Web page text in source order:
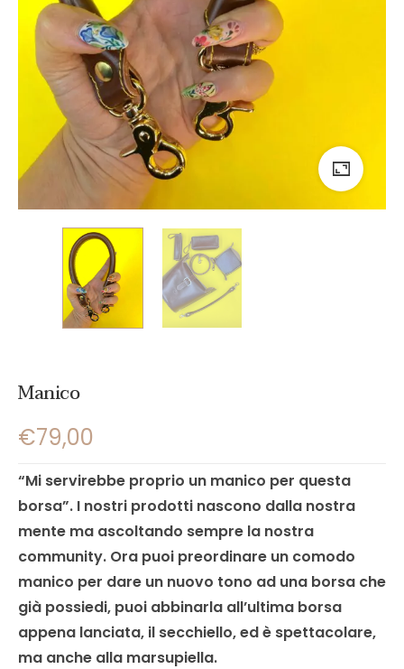
Manico
€79,00
“Mi servirebbe proprio un manico per questa
borsa”. I nostri prodotti nascono dalla nostra
mente ma ascoltando sempre la nostra
community. Ora puoi preordinare un comodo
manico per dare un nuovo tono ad una borsa che
già possiedi, puoi abbinarla all’ultima borsa
appena lanciata, il secchiello, ed è spettacolare,
ma anche alla marsupiella.